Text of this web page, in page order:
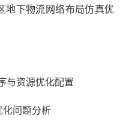
地下物流网络布局仿真优
与资源优化配置
化问题分析